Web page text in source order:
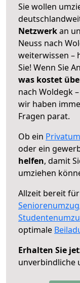
Sie wollen
Netzwerkan
Neuss nach
weiterwissen –
Sie! Wenn Sie
was kostet
nach Woldegk
wir haben
Fragen parat.
Ob ein
oder ein
helfen, damit
umziehen
Allzeit bereit
Seniorenumzug
optimale
Erhalten Sie
unverbindliche